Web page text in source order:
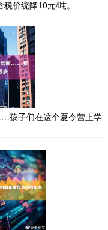
价统降10元/吨。
孩子们在这个夏令营上学